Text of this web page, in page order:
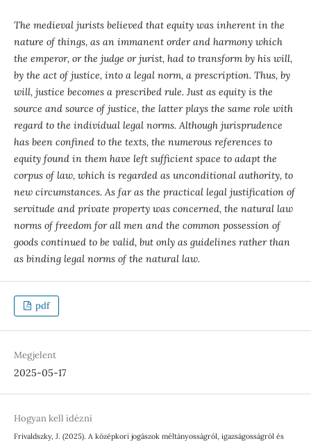
The medieval jurists believed that equity was inherent in the
nature of things, as an immanent order and harmony which
the emperor, or the judge or jurist, had to transform by his will,
by the act of justice, into a legal norm, a prescription. Thus, by
will, justice becomes a prescribed rule. Just as equity is the
source and source of justice, the latter plays the same role with
regard to the individual legal norms. Although jurisprudence
has been confined to the texts, the numerous references to
equity found in them have left sufficient space to adapt the
corpus of law, which is regarded as unconditional authority, to
new circumstances. As far as the practical legal justification of
servitude and private property was concerned, the natural law
norms of freedom for all men and the common possession of
goods continued to be valid, but only as guidelines rather than
as binding legal norms of the natural law.
pdf
Megjelent
2025-05-17
Hogyan kell idézni
Frivaldszky, J. (2025). A középkori jogászok méltányosságról, igazságosságról és